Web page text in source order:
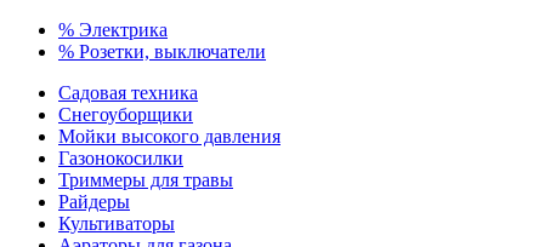
% Электрика
% Розетки, выключатели
Садовая техника
Снегоуборщики
Мойки высокого давления
Газонокосилки
Триммеры для травы
Райдеры
Культиваторы